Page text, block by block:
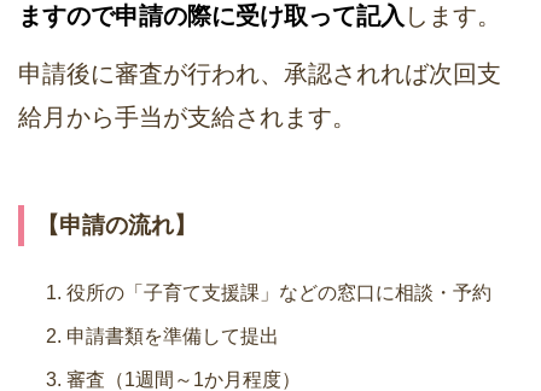
ますので申請の際に受け取って記入 します。
申請後に審査が行われ、承認されれば次回支
給月から手当が支給されます。
【申請の流れ】
役所の「子育て支援課」などの窓口に相談・予約
申請書類を準備して提出
審査（1週間～1か月程度）